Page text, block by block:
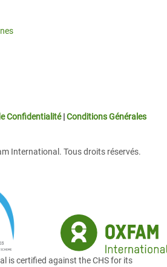
Confidentialité|Conditions Générales
International. Tous droits réservés.
is certified against the CHS for its